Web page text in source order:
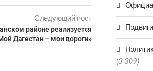
Следующий пост
районе реализуется
Дагестан – мои дороги»
(3 309)